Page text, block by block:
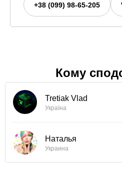
+38 (099) 98-65-205
Кому
Tretiak Vlad
Україна
Наталья
Украина